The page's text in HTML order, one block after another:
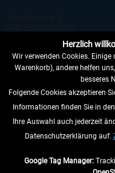
VERTRAG WIDERRUFEN
INFORMATIONEN
Herzlich
Wir verwenden Cookies.
Warenkorb), andere helfen
besseres
Folgende Cookies akzeptieren
Informationen finden Sie in
Ihre Auswahl auch jederzeit
Datenschutzerklärung auf.
Google Tag Manager: